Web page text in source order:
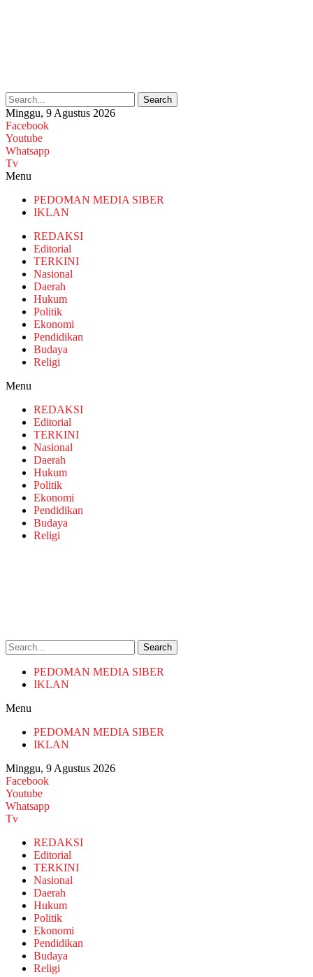
Search
Minggu, 9 Agustus 2026
Facebook
Youtube
Whatsapp
Tv
Menu
PEDOMAN MEDIA SIBER
IKLAN
REDAKSI
Editorial
TERKINI
Nasional
Daerah
Hukum
Politik
Ekonomi
Pendidikan
Budaya
Religi
Menu
REDAKSI
Editorial
TERKINI
Nasional
Daerah
Hukum
Politik
Ekonomi
Pendidikan
Budaya
Religi
Search
PEDOMAN MEDIA SIBER
IKLAN
Menu
PEDOMAN MEDIA SIBER
IKLAN
Minggu, 9 Agustus 2026
Facebook
Youtube
Whatsapp
Tv
REDAKSI
Editorial
TERKINI
Nasional
Daerah
Hukum
Politik
Ekonomi
Pendidikan
Budaya
Religi